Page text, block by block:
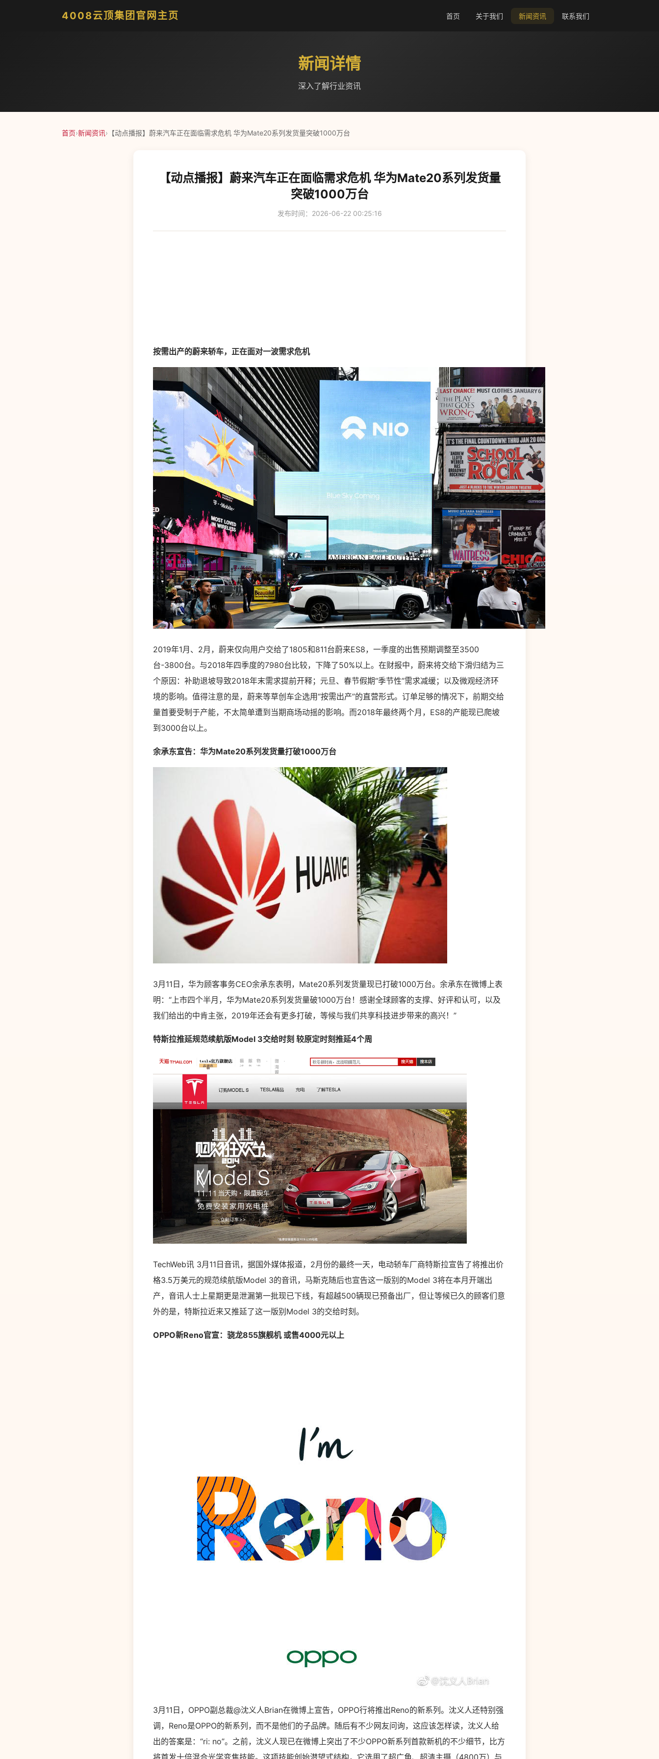
4008云顶集团官网主页 首页 关于我们 新闻资讯 联系我们
新闻详情
深入了解行业资讯
首页›新闻资讯› 【动点播报】蔚来汽车正在面临需求危机 华为Mate20系列发货量突破1000万台
【动点播报】蔚来汽车正在面临需求危机 华为Mate20系列发货量
突破1000万台
发布时间：2026-06-22 00:25:16
按需出产的蔚来轿车，正在面对一波需求危机
2019年1月、2月，蔚来仅向用户交给了1805和811台蔚来ES8，一季度的出售预期调整至3500
台-3800台。与2018年四季度的7980台比较，下降了50%以上。在财报中，蔚来将交给下滑归结为三
个原因：补助退坡导致2018年末需求提前开释；元旦、春节假期“季节性”需求减缓；以及微观经济环
境的影响。值得注意的是，蔚来等草创车企选用“按需出产”的直营形式。订单足够的情况下，前期交给
量首要受制于产能，不太简单遭到当期商场动摇的影响。而2018年最终两个月，ES8的产能现已爬坡
到3000台以上。
余承东宣告：华为Mate20系列发货量打破1000万台
3月11日，华为顾客事务CEO余承东表明，Mate20系列发货量现已打破1000万台。余承东在微博上表
明：“上市四个半月，华为Mate20系列发货量破1000万台！感谢全球顾客的支撑、好评和认可，以及
我们给出的中肯主张，2019年还会有更多打破，等候与我们共享科技进步带来的高兴！”
特斯拉推延规范续航版Model 3交给时刻 较原定时刻推延4个周
TechWeb讯 3月11日音讯，据国外媒体报道，2月份的最终一天，电动轿车厂商特斯拉宣告了将推出价
格3.5万美元的规范续航版Model 3的音讯，马斯克随后也宣告这一版别的Model 3将在本月开端出
产，音讯人士上星期更是泄漏第一批现已下线，有超越500辆现已预备出厂，但让等候已久的顾客们意
外的是，特斯拉近来又推延了这一版别Model 3的交给时刻。
OPPO新Reno官宣：骁龙855旗舰机 或售4000元以上
3月11日，OPPO副总裁@沈义人Brian在微博上宣告，OPPO行将推出Reno的新系列。沈义人还特别强
调，Reno是OPPO的新系列，而不是他们的子品牌。随后有不少网友问询，这应该怎样读，沈义人给
出的答案是：“ri: no”。之前，沈义人现已在微博上突出了不少OPPO新系列首款新机的不少细节，比方
将首发十倍混合光学变焦技能。这项技能创始潜望式结构，它选用了超广角、超清主摄（4800万）与